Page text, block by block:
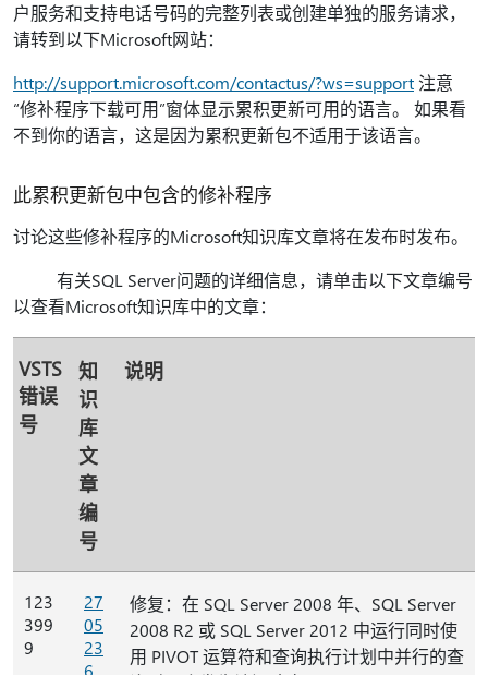
户服务和支持电话号码的完整列表或创建单独的服务请求，
请转到以下Microsoft网站：
http://support.microsoft.com/contactus/?ws=support注意
“修补程序下载可用”窗体显示累积更新可用的语言。 如果看
不到你的语言，这是因为累积更新包不适用于该语言。
此累积更新包中包含的修补程序
讨论这些修补程序的Microsoft知识库文章将在发布时发布。
有关SQL Server问题的详细信息，请单击以下文章编号
以查看Microsoft知识库中的文章：
VSTS
错误
号
知
识
库
文
章
编
号
说明
123
399
9
27
05
23
6
修复：在 SQL Server 2008 年、SQL Server
2008 R2 或 SQL Server 2012 中运行同时使
用 PIVOT 运算符和查询执行计划中并行的查